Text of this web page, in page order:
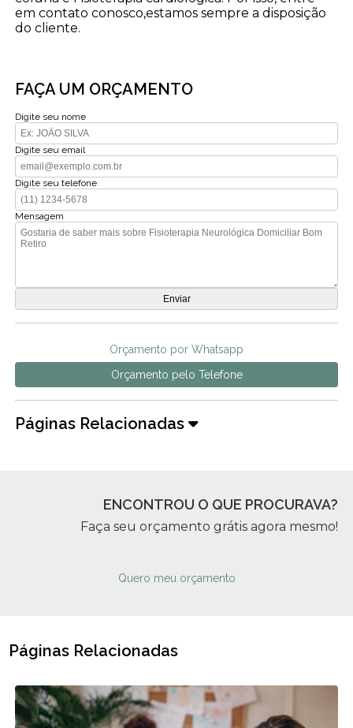
em contato conosco,estamos sempre a disposição
do cliente.
FAÇA UM ORÇAMENTO
Digite seu nome
Digite seu email
Digite seu telefone
Mensagem
Orçamento por Whatsapp
Orçamento pelo Telefone
Páginas Relacionadas
ENCONTROU O QUE PROCURAVA?
Faça seu orçamento grátis agora mesmo!
Quero meu orçamento
Páginas Relacionadas